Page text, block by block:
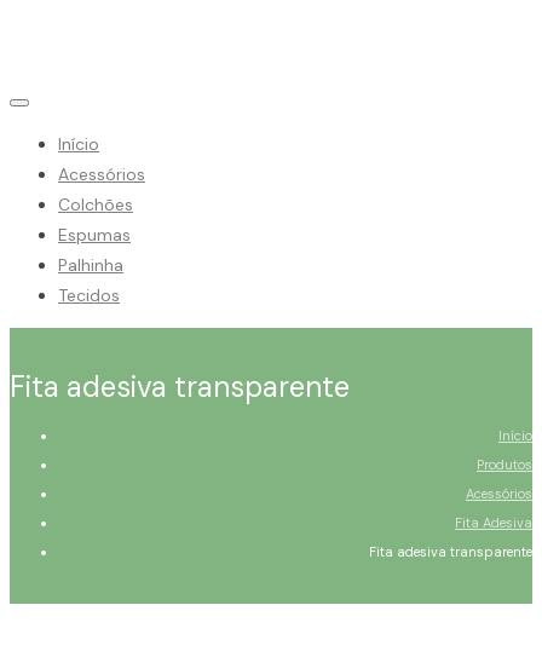
Início
Acessórios
Colchões
Espumas
Palhinha
Tecidos
Fita adesiva transparente
Início
Produtos
Acessórios
Fita Adesiva
Fita adesiva transparente